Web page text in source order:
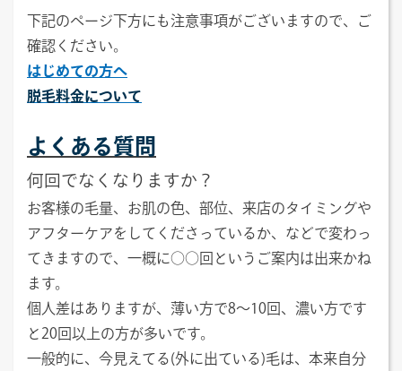
下記のページ下方にも注意事項がございますので、ご
確認ください。
はじめての方へ
脱毛料金について
よくある質問
何回でなくなりますか？
お客様の毛量、お肌の色、部位、来店のタイミングや
アフターケアをしてくださっているか、などで変わっ
てきますので、一概に○○回というご案内は出来かね
ます。
個人差はありますが、薄い方で8〜10回、濃い方です
と20回以上の方が多いです。
一般的に、今見えてる(外に出ている)毛は、本来自分